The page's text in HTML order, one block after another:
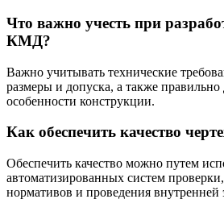
Что важно учесть при
КМД?
Важно учитывать технические
размеры и допуска, а также правильно
особенности конструкции.
Как обеспечить качество
Обеспечить качество можно путем
автоматизированных систем
нормативов и проведения внутренней